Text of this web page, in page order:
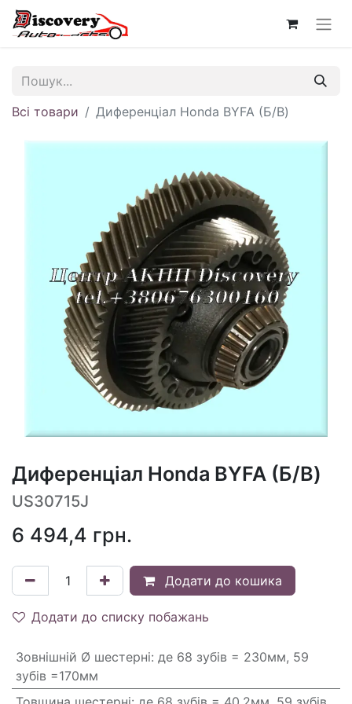
Всі товари Диференціал Honda BYFA (Б/В)
Диференціал Honda BYFA (Б/В)
US30715J
6 494,4 грн.
Додати до кошика
Додати до списку побажань
Зовнішній Ø шестерні: де 68 зубів = 230мм, 59
зубів =170мм